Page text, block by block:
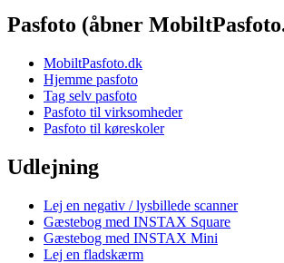
Pasfoto (åbner
MobiltPasfoto.dk
Hjemme pasfoto
Tag selv pasfoto
Pasfoto til virksomheder
Pasfoto til køreskoler
Udlejning
Lej en negativ / lysbillede scanner
Gæstebog med INSTAX Square
Gæstebog med INSTAX Mini
Lej en fladskærm